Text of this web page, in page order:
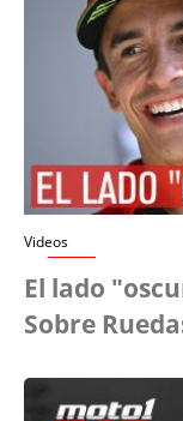
Videos
El lado
Sobre